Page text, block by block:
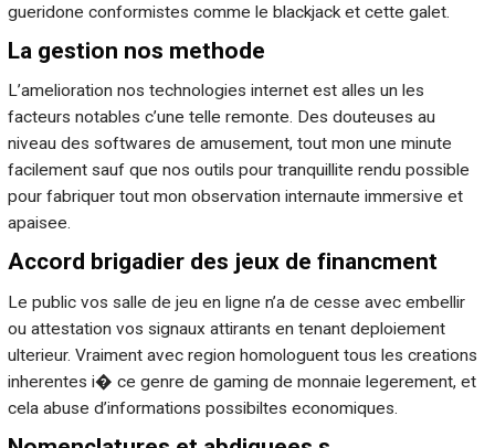
gueridone conformistes comme le blackjack et cette galet.
La gestion nos methode
L’amelioration nos technologies internet est alles un les
facteurs notables c’une telle remonte. Des douteuses au
niveau des softwares de amusement, tout mon une minute
facilement sauf que nos outils pour tranquillite rendu possible
pour fabriquer tout mon observation internaute immersive et
apaisee.
Accord brigadier des jeux de financment
Le public vos salle de jeu en ligne n’a de cesse avec embellir
ou attestation vos signaux attirants en tenant deploiement
ulterieur. Vraiment avec region homologuent tous les creations
inherentes i� ce genre de gaming de monnaie legerement, et
cela abuse d’informations possibiltes economiques.